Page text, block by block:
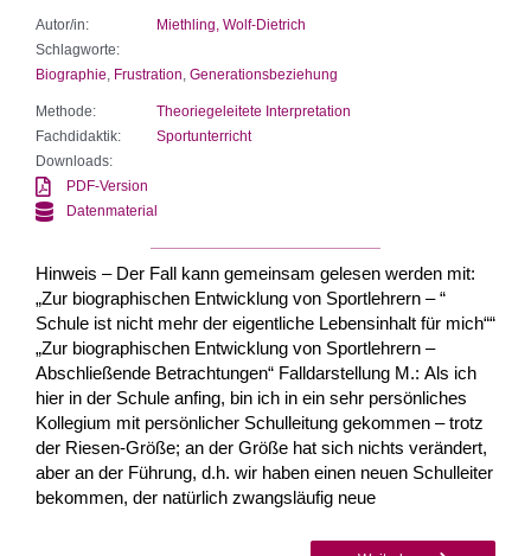
Autor/in:
Miethling, Wolf-Dietrich
Schlagworte:
Biographie Frustration Generationsbeziehung
Methode:
Theoriegeleitete Interpretation
Fachdidaktik:
Sportunterricht
Downloads:
PDF-Version
Datenmaterial
Hinweis – Der Fall kann gemeinsam gelesen werden mit:
„Zur biographischen Entwicklung von Sportlehrern – “
Schule ist nicht mehr der eigentliche Lebensinhalt für mich““
„Zur biographischen Entwicklung von Sportlehrern –
Abschließende Betrachtungen“ Falldarstellung M.: Als ich
hier in der Schule anfing, bin ich in ein sehr persönliches
Kollegium mit persönlicher Schulleitung gekommen – trotz
der Riesen-Größe; an der Größe hat sich nichts verändert,
aber an der Führung, d.h. wir haben einen neuen Schulleiter
bekommen, der natürlich zwangsläufig neue